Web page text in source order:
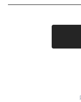
ヘッドライト／ランタン
クッキングギア